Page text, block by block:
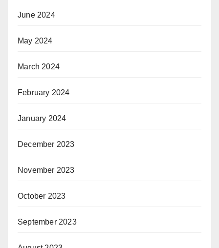
June 2024
May 2024
March 2024
February 2024
January 2024
December 2023
November 2023
October 2023
September 2023